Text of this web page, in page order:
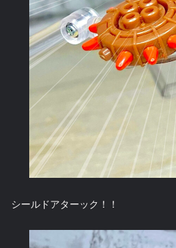
シールドアターック！！